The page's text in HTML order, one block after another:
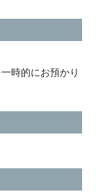
時的にお預かり